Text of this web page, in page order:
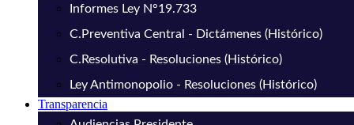
Informes Ley N°19.733
C.Preventiva Central - Dictámenes (Histórico)
C.Resolutiva - Resoluciones (Histórico)
Ley Antimonopolio - Resoluciones (Histórico)
Transparencia